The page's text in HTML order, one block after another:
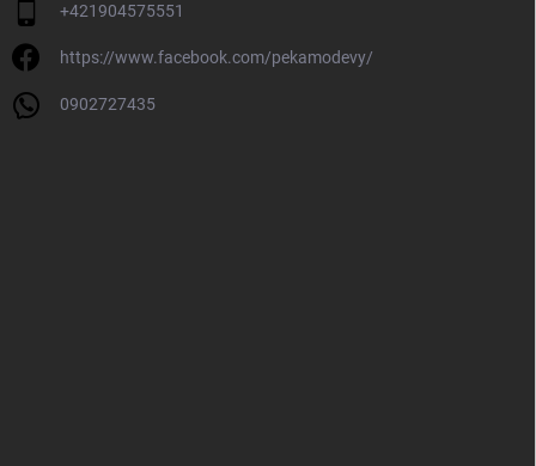
+421904575551
https://www.facebook.com/pekamodevy/
0902727435